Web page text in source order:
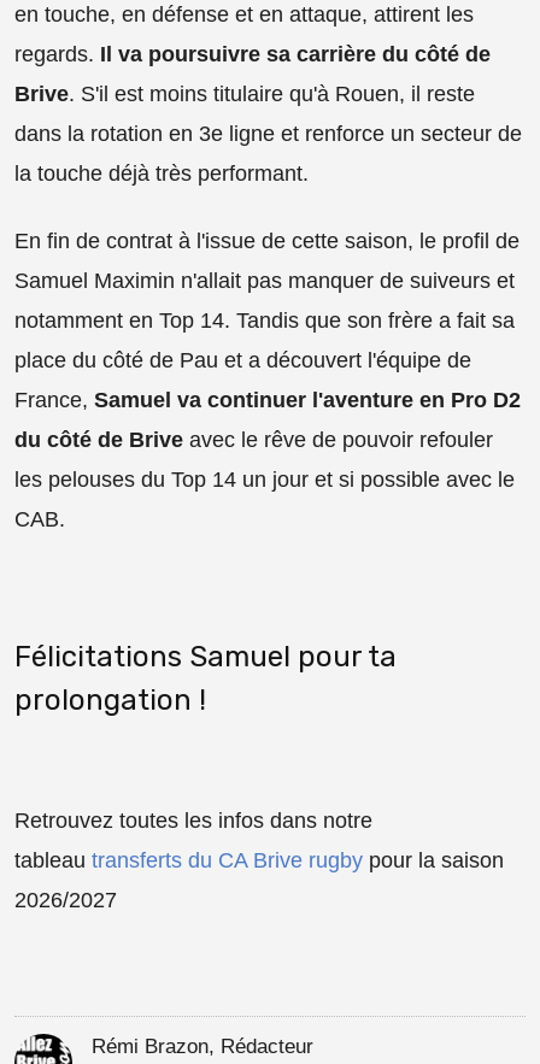
en touche, en défense et en attaque, attirent les
regards. Il va poursuivre sa carrière du côté de
Brive. S'il est moins titulaire qu'à Rouen, il reste
dans la rotation en 3e ligne et renforce un secteur de
la touche déjà très performant.
En fin de contrat à l'issue de cette saison, le profil de
Samuel Maximin n'allait pas manquer de suiveurs et
notamment en Top 14. Tandis que son frère a fait sa
place du côté de Pau et a découvert l'équipe de
France, Samuel va continuer l'aventure en Pro D2
du côté de Brive avec le rêve de pouvoir refouler
les pelouses du Top 14 un jour et si possible avec le
CAB.
Félicitations Samuel pour ta
prolongation !
Retrouvez toutes les infos dans notre
tableau transferts du CA Brive rugby pour la saison
2026/2027
Rémi Brazon, Rédacteur